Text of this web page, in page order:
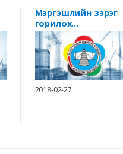
Мэргэшлийн зэрэг
горилох
мэргэжилтний
бүрдүүлэх материал
2018-02-27